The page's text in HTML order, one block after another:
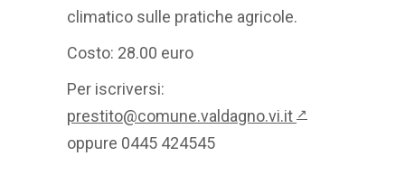
climatico sulle pratiche agricole.
Costo: 28.00 euro
Per iscriversi:
prestito@comune.valdagno.vi.it ↗
oppure 0445 424545